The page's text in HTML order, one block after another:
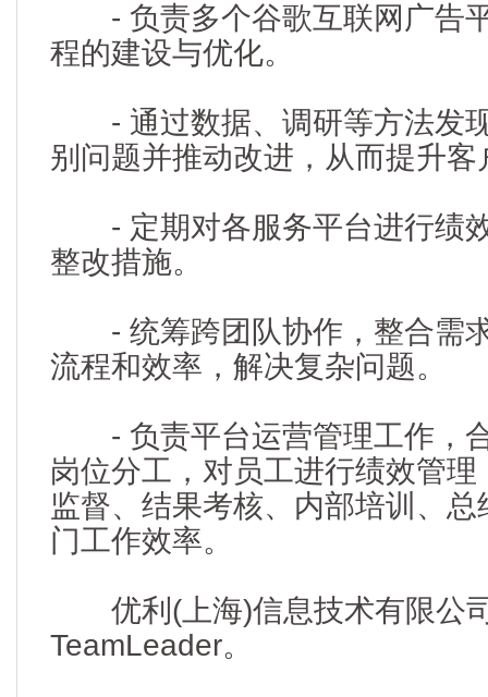
- 负责多个谷歌互联网广告
程的建设与优化。
- 通过数据、调研等方法发
别问题并推动改进，从而提升客
- 定期对各服务平台进行绩
整改措施。
- 统筹跨团队协作，整合需
流程和效率，解决复杂问题。
- 负责平台运营管理工作，
岗位分工，对员工进行绩效管
监督、结果考核、内部培训、
门工作效率。
优利(上海)信息技术有限公
TeamLeader。